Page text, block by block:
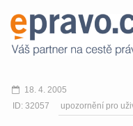
18. 4. 2005
ID: 32057
upozornění pro